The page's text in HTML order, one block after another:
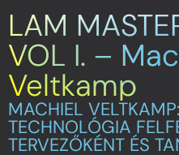
LAM
VOL I. –
Veltkamp
MACHIEL
TECHNOLÓGIA
TERVEZŐKÉNT ÉS